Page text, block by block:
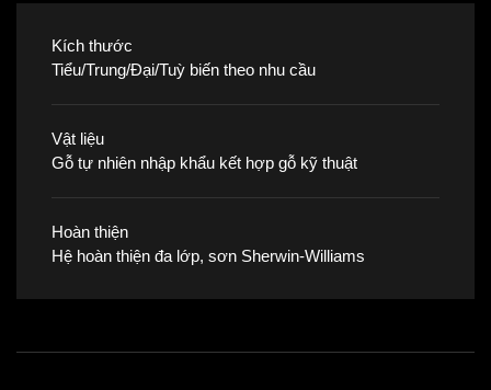
Kích thước
Tiểu/Trung/Đại/Tuỳ biến theo nhu cầu
Vật liệu
Gỗ tự nhiên nhập khẩu kết hợp gỗ kỹ thuật
Hoàn thiện
Hệ hoàn thiện đa lớp, sơn Sherwin-Williams